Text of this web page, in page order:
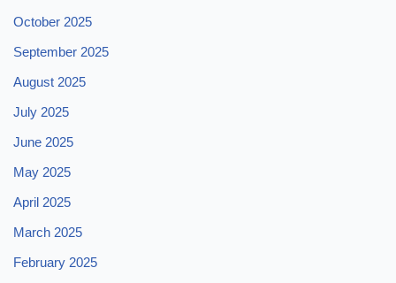
October 2025
September 2025
August 2025
July 2025
June 2025
May 2025
April 2025
March 2025
February 2025